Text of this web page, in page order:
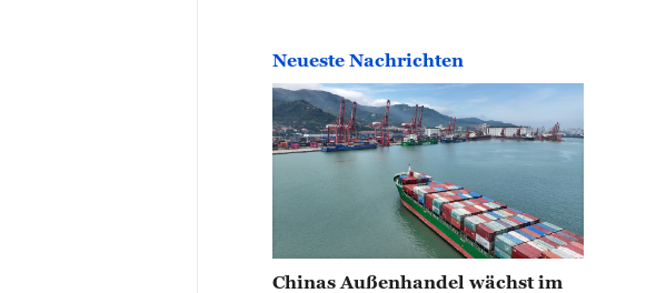
Neueste Nachrichten
Chinas Außenhandel wächst im